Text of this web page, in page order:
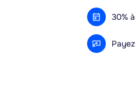
30%